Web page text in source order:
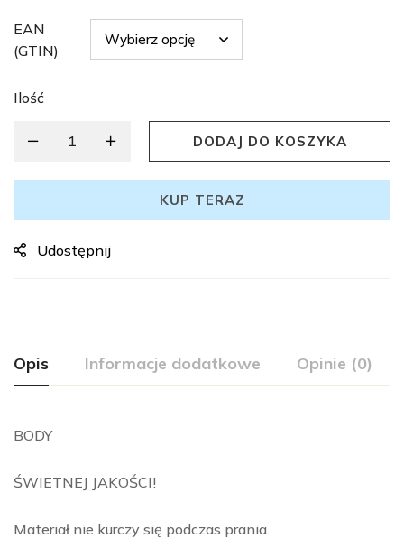
EAN
(GTIN)
Ilość
DODAJ DO KOSZYKA
KUP TERAZ
Udostępnij
Opis Informacje dodatkowe Opinie (0)
BODY
ŚWIETNEJ JAKOŚCI!
Materiał nie kurczy się podczas prania.